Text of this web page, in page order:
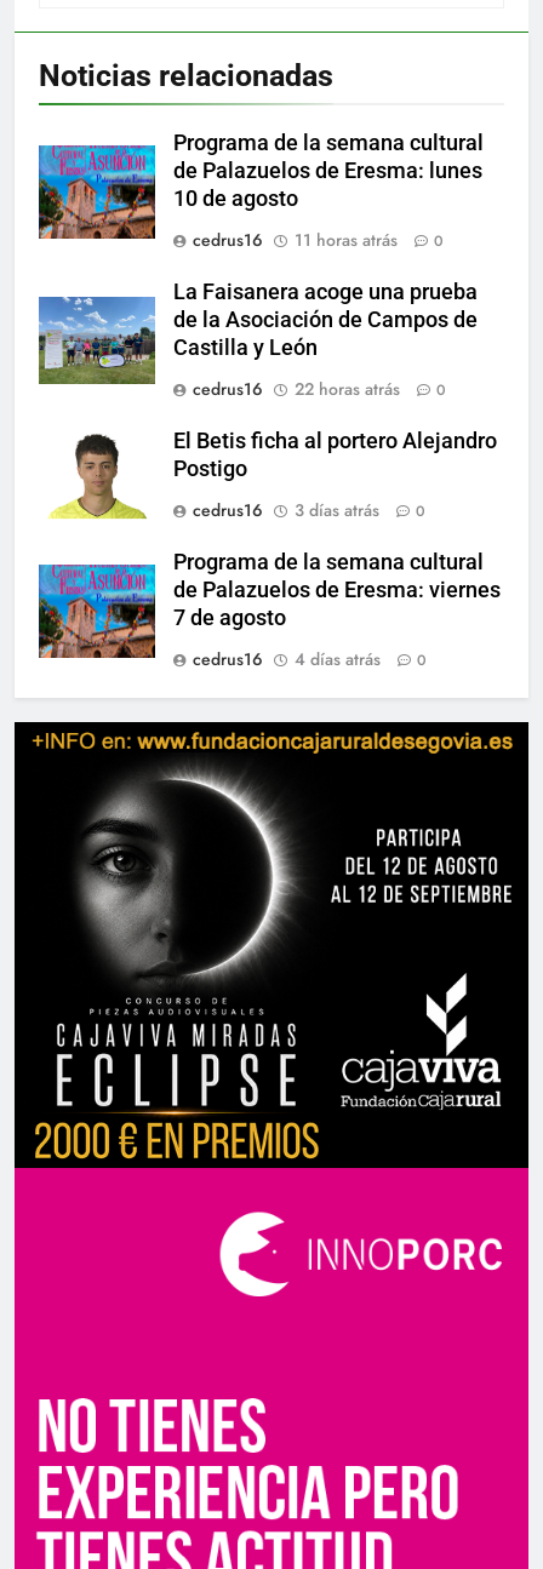
Noticias relacionadas
Programa de la semana cultural
de Palazuelos de Eresma: lunes
10 de agosto
cedrus16
11 horas atrás 0
La Faisanera acoge una prueba
de la Asociación de Campos de
Castilla y León
cedrus16
22 horas atrás 0
El Betis ficha al portero Alejandro
Postigo
cedrus16
3 días atrás 0
Programa de la semana cultural
de Palazuelos de Eresma: viernes
7 de agosto
cedrus16
4 días atrás 0